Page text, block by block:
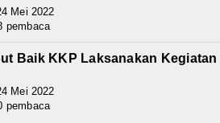
Mei 2022
pembaca
Baik KKP Laksanakan Kegiatan
Mei 2022
pembaca